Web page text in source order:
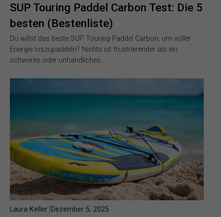
SUP Touring Paddel Carbon Test: Die 5
besten (Bestenliste)
Du willst das beste SUP Touring Paddel Carbon, um voller
Energie loszupaddeln? Nichts ist frustrierender als ein
schweres oder unhandliches…
Laura Keller Dezember 5, 2025